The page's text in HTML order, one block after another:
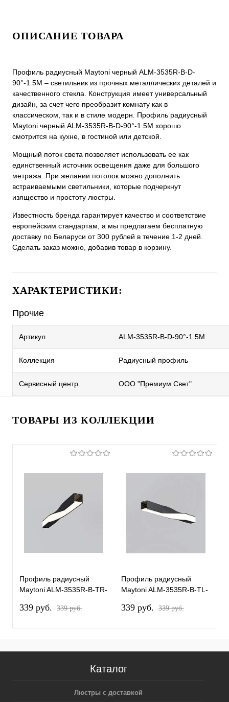
ОПИСАНИЕ ТОВАРА
Профиль радиусный Maytoni черный ALM-3535R-B-D-
90°-1.5M – светильник из прочных металлических деталей и
качественного стекла. Конструкция имеет универсальный
дизайн, за счет чего преобразит комнату как в
классическом, так и в стиле модерн. Профиль радиусный
Maytoni черный ALM-3535R-B-D-90°-1.5M хорошо
смотрится на кухне, в гостиной или детской.
Мощный поток света позволяет использовать ее как
единственный источник освещения даже для большого
метража. При желании потолок можно дополнить
встраиваемыми светильники, которые подчеркнут
изящество и простоту люстры.
Известность бренда гарантирует качество и соответствие
европейским стандартам, а мы предлагаем бесплатную
доставку по Беларуси от 300 рублей в течение 1-2 дней.
Сделать заказ можно, добавив товар в корзину.
ХАРАКТЕРИСТИКИ:
Прочие
Артикул ALM-3535R-B-D-90°-1.5M
Коллекция Радиусный профиль
Сервисный центр ООО "Премиум Свет"
ТОВАРЫ ИЗ КОЛЛЕКЦИИ
Профиль радиусный
Maytoni ALM-3535R-B-TR-
339 pуб. 339 pуб.
Профиль радиусный
Maytoni ALM-3535R-B-TL-
339 pуб. 339 pуб.
Каталог
Люстры с доставкой